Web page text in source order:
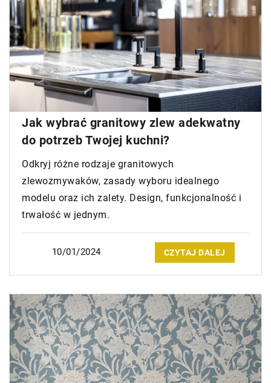
Jak wybrać granitowy zlew adekwatny
do potrzeb Twojej kuchni?
Odkryj różne rodzaje granitowych
zlewozmywaków, zasady wyboru idealnego
modelu oraz ich zalety. Design, funkcjonalność i
trwałość w jednym.
10/01/2024 CZYTAJ DALEJ